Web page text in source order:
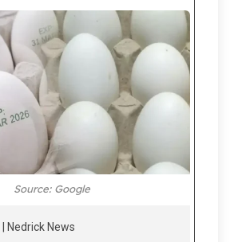
Source: Google
| Nedrick News